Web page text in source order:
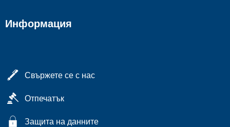
Информация
Свържете се с нас
Отпечатък
Защита на данните